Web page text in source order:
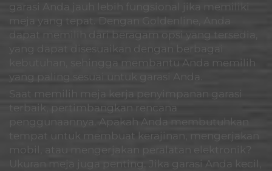
garasi Anda jauh lebih fungsional jika memiliki
meja yang tepat. Dengan Goldenline, Anda
dapat memilih dari beragam opsi yang tersedia,
yang dapat disesuaikan dengan berbagai
kebutuhan, sehingga membantu Anda memilih
yang paling sesuai untuk garasi Anda.
Saat memilih meja kerja penyimpanan garasi
terbaik, pertimbangkan rencana
penggunaannya. Apakah Anda membutuhkan
tempat untuk membuat kerajinan, mengerjakan
mobil, atau mengerjakan peralatan elektronik?
Ukuran meja juga penting. Jika garasi Anda kecil,